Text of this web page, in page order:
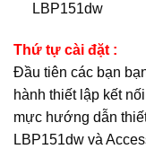
LBP151dw
Thứ tự cài đặt :
Đầu tiên các bạn
hành thiết lập kết
mực hướng dẫn
LBP151dw và